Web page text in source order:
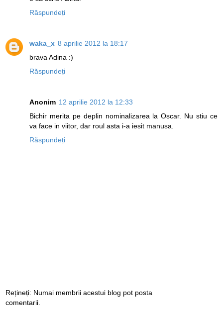
Răspundeți
waka_x 8 aprilie 2012 la 18:17
brava Adina :)
Răspundeți
Anonim 12 aprilie 2012 la 12:33
Bichir merita pe deplin nominalizarea la Oscar. Nu stiu ce
va face in viitor, dar roul asta i-a iesit manusa.
Răspundeți
Rețineți: Numai membrii acestui blog pot posta
comentarii.